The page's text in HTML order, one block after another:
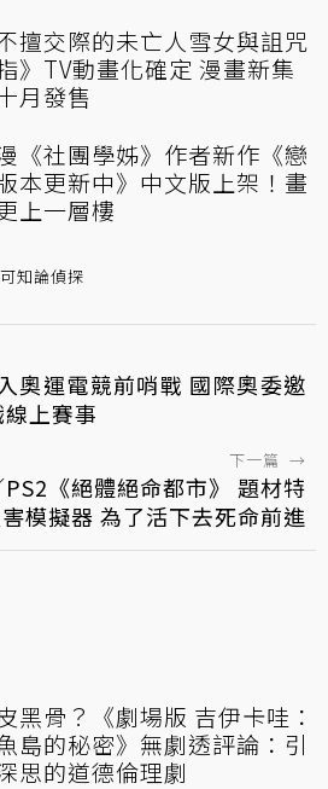
不擅交際的未亡人雪女與詛咒
》TV動畫化確定 漫畫新集
月發售
《社團學姊》作者新作《戀
本更新中》中文版上架！畫
上一層樓
知論偵探
奧運電競前哨戰 國際奧委邀
上賽事
下一篇 →
《絕體絕命都市》 題材特
模擬器 為了活下去死命前進
黑骨？《劇場版 吉伊卡哇：
島的秘密》無劇透評論：引
思的道德倫理劇